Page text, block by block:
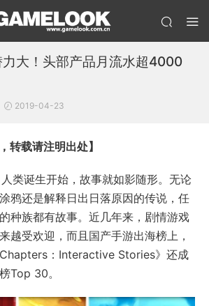
大！头部产品月流水超4000
2019-04-23
转载请注明出处】
类诞生开始，故事就如影随形。无论
鸦还是解释日出日落原因的传说，任
种族都有故事。近几年来，剧情游戏
越受欢迎，而且国产手游出海榜上，
：Interactive Stories》还成
Top 30。